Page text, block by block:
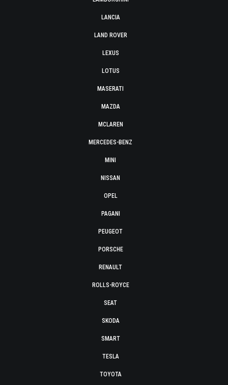
LANCIA
LAND ROVER
LEXUS
LOTUS
MASERATI
MAZDA
MCLAREN
MERCEDES-BENZ
MINI
NISSAN
OPEL
PAGANI
PEUGEOT
PORSCHE
RENAULT
ROLLS-ROYCE
SEAT
SKODA
SMART
TESLA
TOYOTA